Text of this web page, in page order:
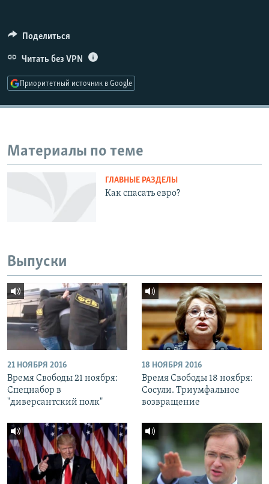
ПОДПИШИТЕСЬ НА РАССЫЛКУ
СОЦИАЛЬНЫЕ СЕТИ
Все сайты РСЕ/РС
Поделиться
Читать без VPN
Приоритетный источник в Google
Материалы по теме
ГЛАВНЫЕ РАЗДЕЛЫ
Как спасать евро?
Выпуски
21 НОЯБРЯ 2016
Время Свободы 21 ноября:
Спецнабор в
"диверсантский полк"
18 НОЯБРЯ 2016
Время Свободы 18 ноября:
Сосули. Триумфальное
возвращение